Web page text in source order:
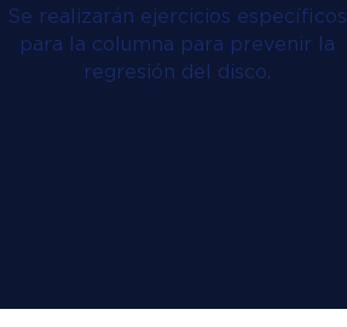
Se realizarán ejercicios específicos
para la columna para prevenir la
regresión del disco.